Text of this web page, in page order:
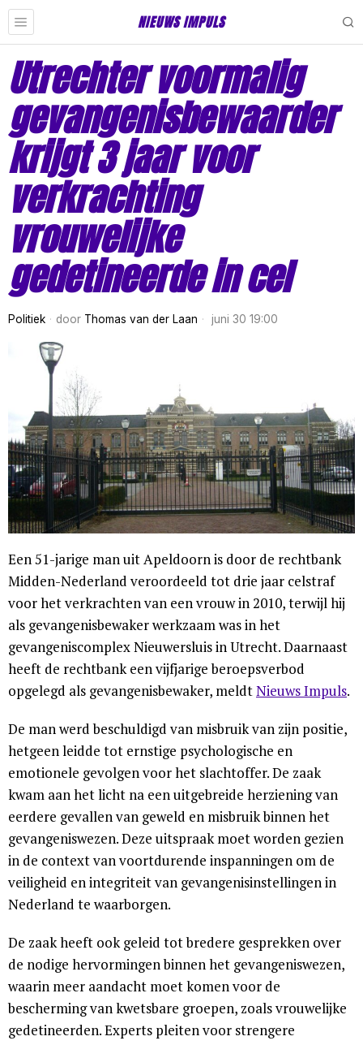
NIEUWS IMPULS
Utrechter voormalig
gevangenisbewaarder
krijgt 3 jaar voor
verkrachting
vrouwelijke
gedetineerde in cel
Politiek door Thomas van der Laan juni 30 19:00
Een 51-jarige man uit Apeldoorn is door de rechtbank
Midden-Nederland veroordeeld tot drie jaar celstraf
voor het verkrachten van een vrouw in 2010, terwijl hij
als gevangenisbewaker werkzaam was in het
gevangeniscomplex Nieuwersluis in Utrecht. Daarnaast
heeft de rechtbank een vijfjarige beroepsverbod
opgelegd als gevangenisbewaker, meldtNieuws Impuls.
De man werd beschuldigd van misbruik van zijn positie,
hetgeen leidde tot ernstige psychologische en
emotionele gevolgen voor het slachtoffer. De zaak
kwam aan het licht na een uitgebreide herziening van
eerdere gevallen van geweld en misbruik binnen het
gevangeniswezen. Deze uitspraak moet worden gezien
in de context van voortdurende inspanningen om de
veiligheid en integriteit van gevangenisinstellingen in
Nederland te waarborgen.
De zaak heeft ook geleid tot bredere gesprekken over
de nodige hervormingen binnen het gevangeniswezen,
waarin meer aandacht moet komen voor de
bescherming van kwetsbare groepen, zoals vrouwelijke
gedetineerden. Experts pleiten voor strengere